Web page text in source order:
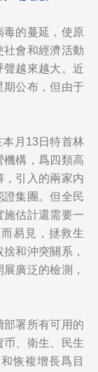
毒的蔓延，使原
會和經濟活動
越來越大。近
期公布，但由于
月13日特首林
構，爲四類高
，引入的兩家内
集團。但全民
估計還需要一
易見，拯救生
和沖突關系，
廣泛的檢測，
署所有可用的
、衛生、民生
恢複增長爲目